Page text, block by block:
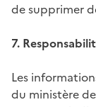
de supprimer
7.
Les
du ministère